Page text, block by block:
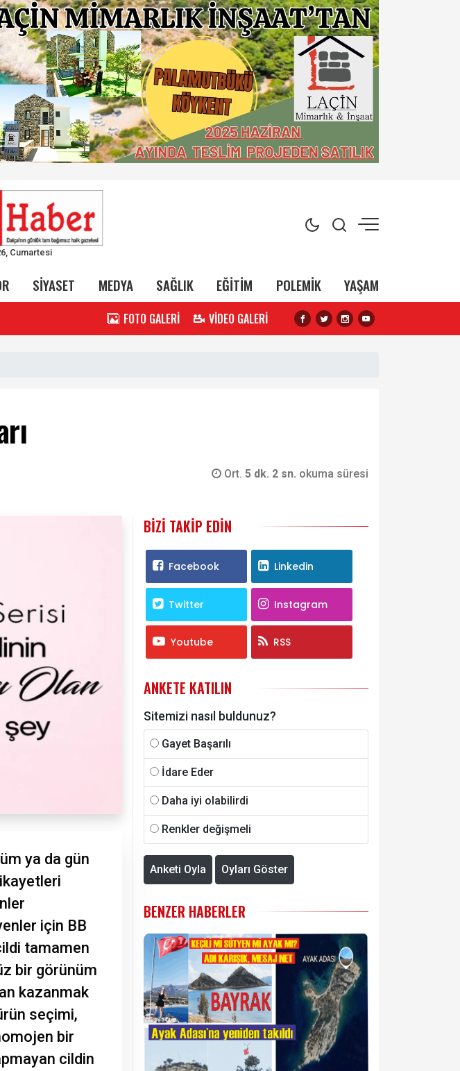
Cumartesi
SİYASET MEDYA SAĞLIK EĞİTİM POLEMİK YAŞAM
FOTO GALERİ VİDEO GALERİ
Ort. 5 dk. 2 sn. okuma süresi
ya da gün
için BB
tamamen
bir görünüm
kazanmak
seçimi,
bir
cildin
BIZI TAKIP EDIN
Facebook Linkedin
Twitter Instagram
Youtube RSS
ANKETE KATILIN
Sitemizi nasıl buldunuz?
Gayet Başarılı
İdare Eder
Daha iyi olabilirdi
Renkler değişmeli
Anketi Oyla Oyları Göster
BENZER HABERLER